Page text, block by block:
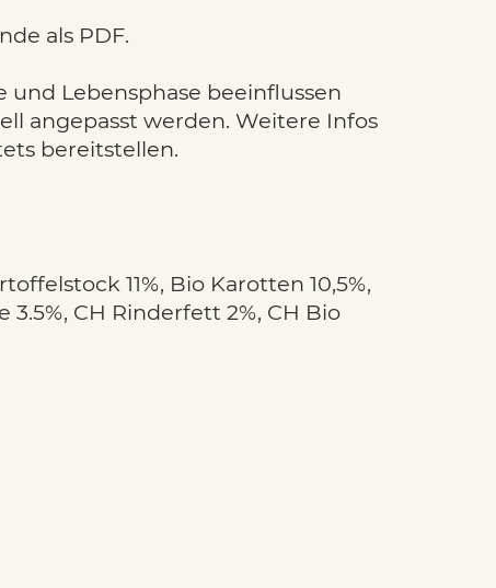
als PDF.
und Lebensphase beeinflussen
angepasst werden. Weitere Infos
bereitstellen.
11%, Bio Karotten 10,5%,
3.5%, CH Rinderfett 2%, CH Bio